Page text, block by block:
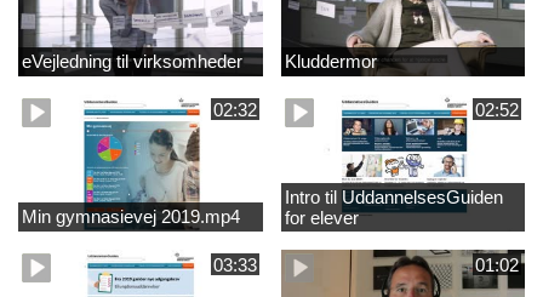
eVejledning til virksomheder Kluddermor
02:32
Min gymnasievej 2019.mp4
02:52
Intro til UddannelsesGuiden
for elever
03:33 01:02